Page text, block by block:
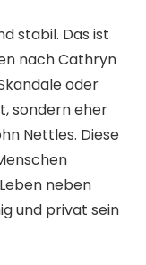
stabil. Das ist
nach Cathryn
oder
sondern eher
Nettles. Diese
neben
und privat sein